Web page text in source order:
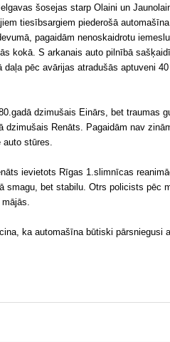
šosejas starp Olaini un
tiesībsargiem piederošā
pagaidām nenoskaidrotu
kokā. S arkanais auto pilnībā
pēc avārijas atradušās aptuveni
dzimušais Einārs, bet traumas
dzimušais Renāts. Pagaidām nav
stūres.
ievietots Rīgas 1.slimnīcas
smagu, bet stabilu. Otrs policists pēc
ka automašīna būtiski pārsniegusi